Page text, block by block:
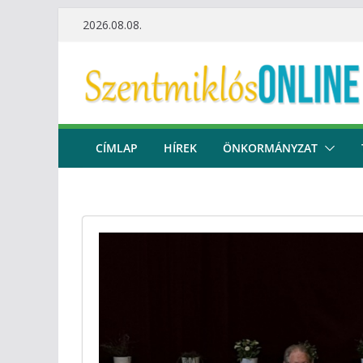
2026.08.08.
CÍMLAP HÍREK ÖNKORMÁNYZAT